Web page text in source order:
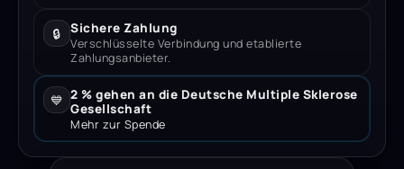
🔒 Sichere Zahlung
Verschlüsselte Verbindung und etablierte
Zahlungsanbieter.
💙 2 % gehen an die Deutsche Multiple Sklerose
Gesellschaft
Mehr zur Spende